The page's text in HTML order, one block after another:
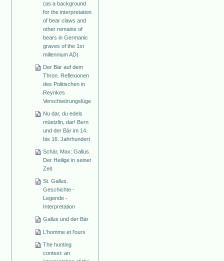
(as a background
for the interpretation
of bear claws and
other remains of
bears in Germanic
graves of the 1st
millennium AD)
Der Bär auf dem
Thron. Reflexionen
des Politischen in
Reynkes
Verschwörungslüge
Nu dar, du edels
müetzlin, dar! Bern
und der Bär im 14.
bis 16. Jahrhundert
Schär, Max: Gallus.
Der Heilige in seiner
Zeit
St. Gallus.
Geschichte -
Legende -
Interpretation
Gallus und der Bär
L'homme et l'ours
The hunting
contest: an